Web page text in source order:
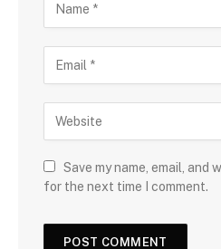
Save my name, email, and
for the next time I comment.